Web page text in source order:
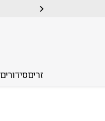
זריםסידורים